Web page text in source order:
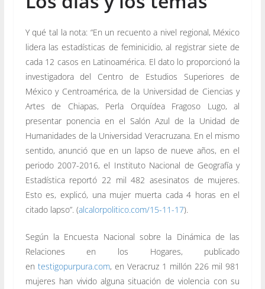
Y qué tal la nota: “En un recuento a nivel regional, México
lidera las estadísticas de feminicidio, al registrar siete de
cada 12 casos en Latinoamérica. El dato lo proporcionó la
investigadora del Centro de Estudios Superiores de
México y Centroamérica, de la Universidad de Ciencias y
Artes de Chiapas, Perla Orquídea Fragoso Lugo, al
presentar ponencia en el Salón Azul de la Unidad de
Humanidades de la Universidad Veracruzana. En el mismo
sentido, anunció que en un lapso de nueve años, en el
periodo 2007-2016, el Instituto Nacional de Geografía y
Estadística reportó 22 mil 482 asesinatos de mujeres.
Esto es, explicó, una mujer muerta cada 4 horas en el
citado lapso”. (alcalorpolitico.com/15-11-17).
Según la Encuesta Nacional sobre la Dinámica de las
Relaciones en los Hogares, publicado
en testigopurpura.com, en Veracruz 1 millón 226 mil 981
mujeres han vivido alguna situación de violencia con su